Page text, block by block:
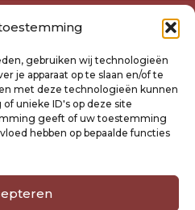
gebruiken wij technologieën
je apparaat op te slaan en/of te
met deze technologieën kunnen
unieke ID's op deze site
geeft of uw toestemming
hebben op bepaalde functies